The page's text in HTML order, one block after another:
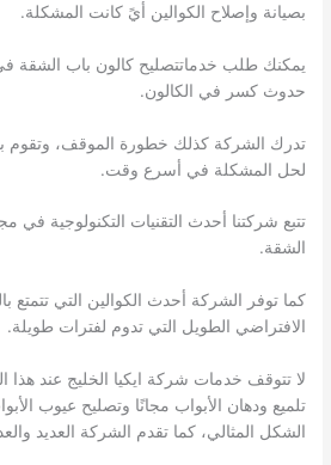
بصيانة وإصلاح الكوالين أيً كانت المشكلة.
يمكنك طلب خدماتتصليح كالون باب الشقة في
حدوث كسر في الكالون.
تدرك الشركة كذلك خطورة الموقف، وتقوم
لحل المشكلة في أسرع وقت.
تتبع شركتنا أحدث التقنيات التكنولوجية في
الشقة.
كما توفر الشركة أحدث الكوالين التي تتمتع
الافتراضي الطويل التي تدوم لفترات طويلة.
لا تتوقف خدمات شركة ايكيا الخليج عند هذا
تلميع ودهان الأبواب مجانًا وتصليح عيوب
الشكل المثالي، كما تقدم الشركة العديد